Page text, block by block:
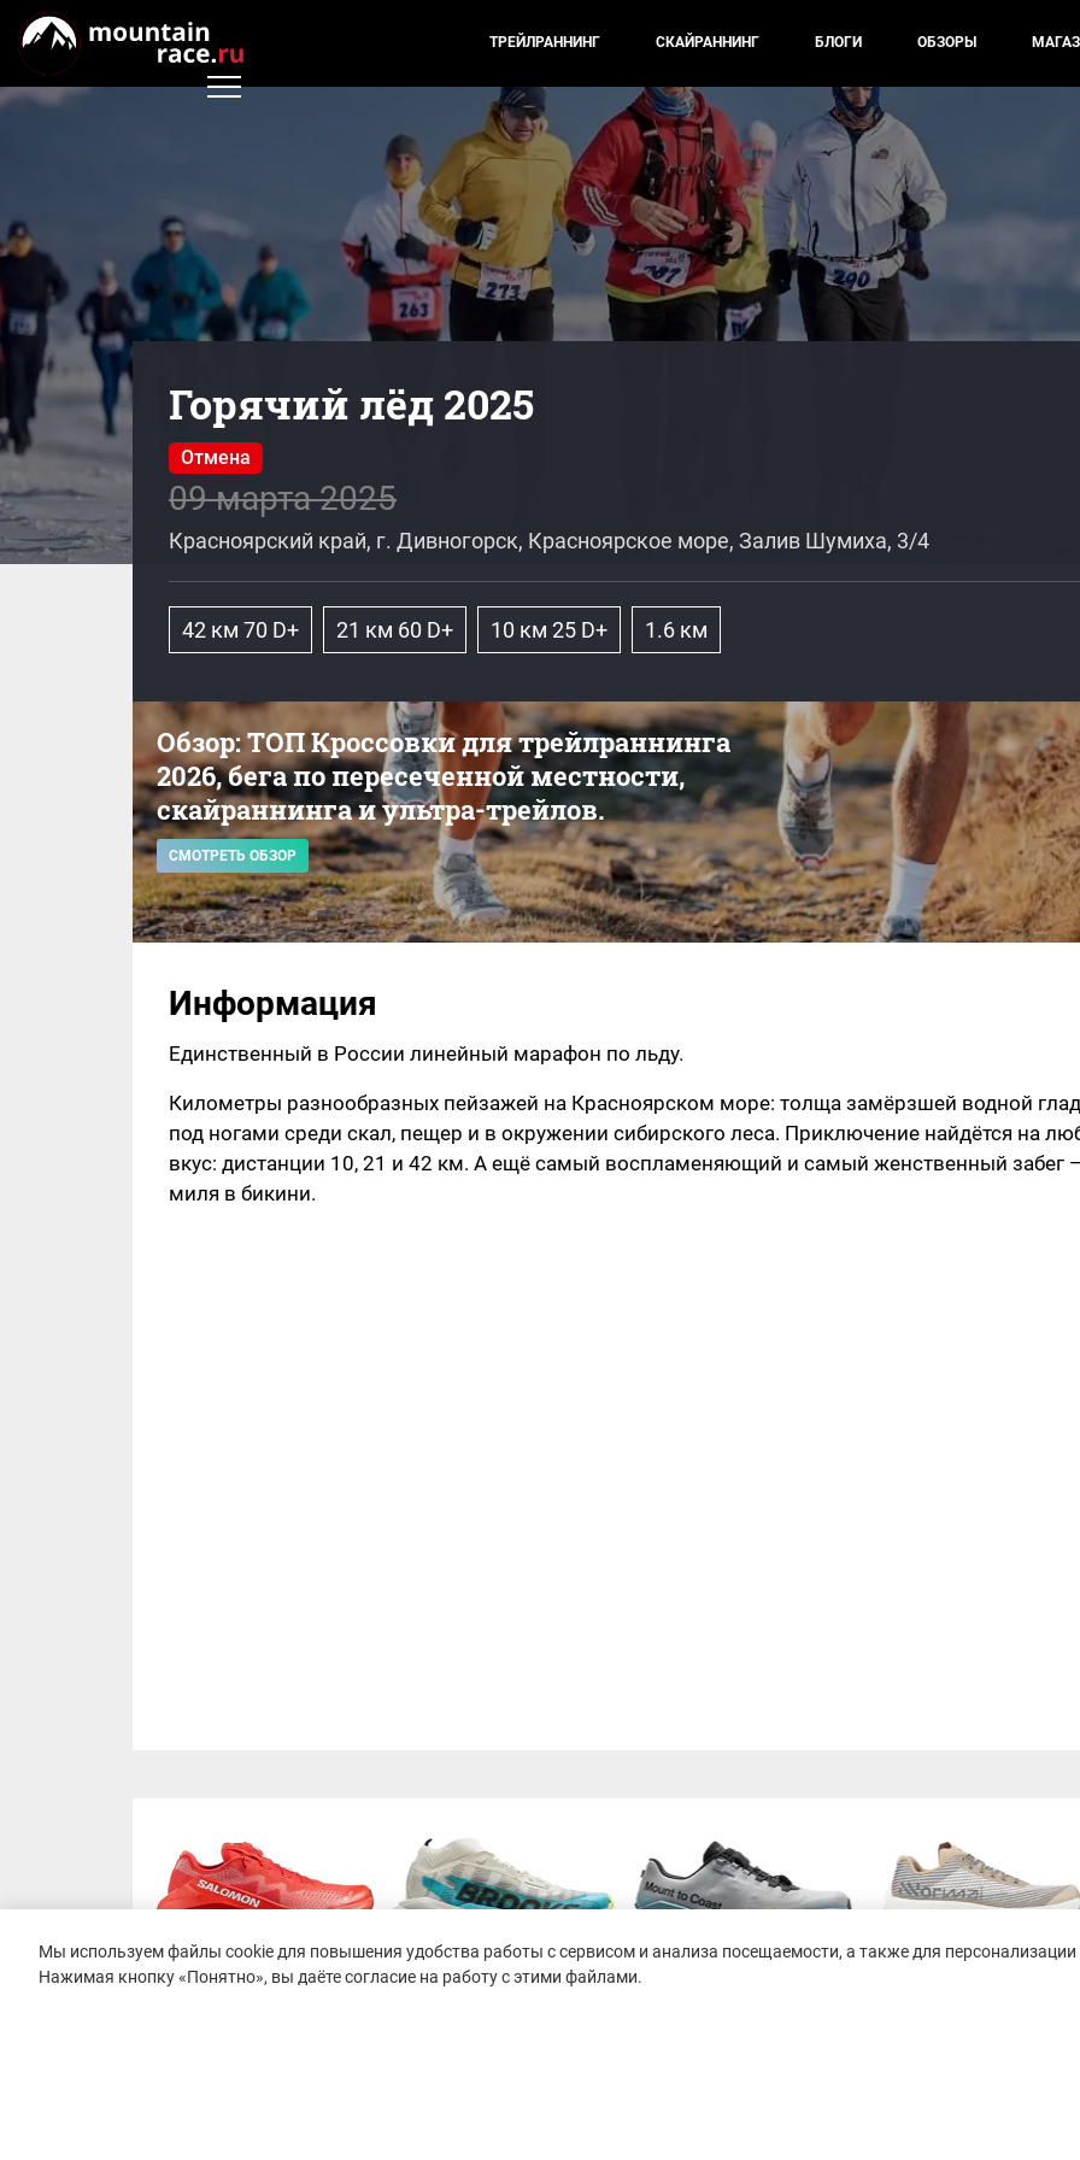
ТРЕЙЛРАННИНГ СКАЙРАННИНГ БЛОГИ ОБЗОРЫ
Горячий лёд 2025
Отмена
09 марта 2025
Красноярский край, г. Дивногорск, Красноярское море, Залив Шумиха, 3/4
42 км 70 D+ 21 км 60 D+ 10 км 25 D+ 1.6 км
Обзор: ТОП Кроссовки для трейлраннинга
2026, бега по пересеченной местности,
скайраннинга и ультра-трейлов.
СМОТРЕТЬ ОБЗОР
Информация
Единственный в России линейный марафон по льду.
Километры разнообразных пейзажей на Красноярском море: толща замёрзшей водной
под ногами среди скал, пещер и в окружении сибирского леса. Приключение найдётся на
вкус: дистанции 10, 21 и 42 км. А ещё самый воспламеняющий и самый женственный забег
миля в бикини.
Мы используем файлы cookie для повышения удобства работы с сервисом и анализа посещаемости, а также для персонализации
Нажимая кнопку «Понятно», вы даёте согласие на работу с этими файлами.